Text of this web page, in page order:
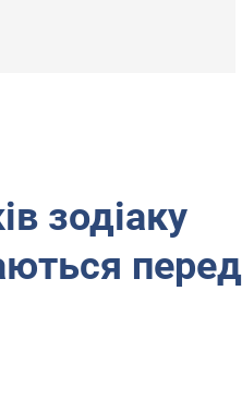
зодіаку
перед